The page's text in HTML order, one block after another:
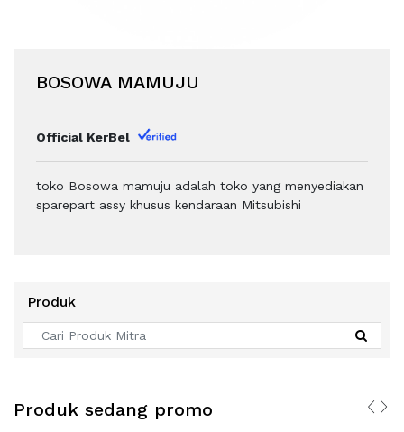
BOSOWA MAMUJU
Official KerBel
toko Bosowa mamuju adalah toko yang menyediakan
sparepart assy khusus kendaraan Mitsubishi
Produk
Produk sedang promo